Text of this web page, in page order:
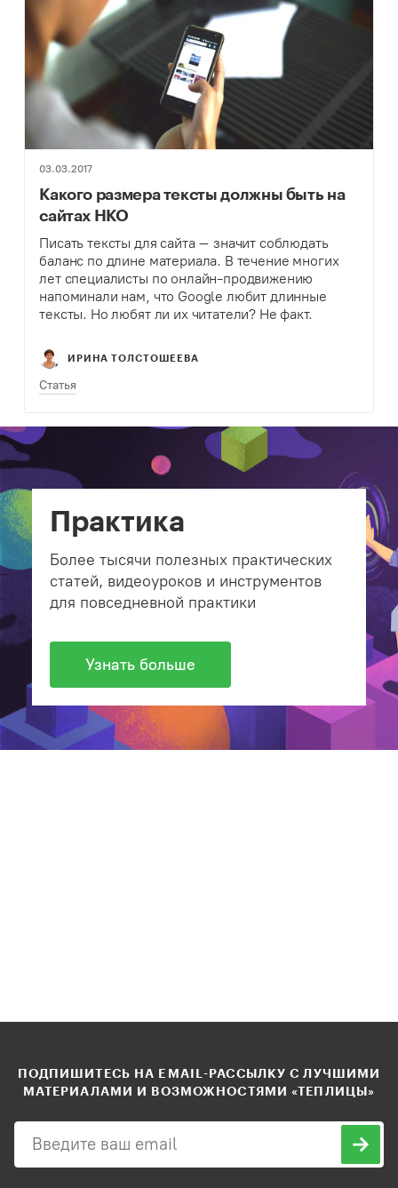
03.03.2017
Какого размера тексты должны быть на
сайтах НКО
Писать тексты для сайта – значит соблюдать
баланс по длине материала. В течение многих
лет специалисты по онлайн-продвижению
напоминали нам, что Google любит длинные
тексты. Но любят ли их читатели? Не факт.
Напишешь слишком…
ИРИНА ТОЛСТОШЕЕВА
Статья
Практика
Более тысячи полезных практических
статей, видеоуроков и инструментов
для повседневной практики
Узнать больше
ПОДПИШИТЕСЬ НА EMAIL-РАССЫЛКУ С ЛУЧШИМИ
МАТЕРИАЛАМИ И ВОЗМОЖНОСТЯМИ «ТЕПЛИЦЫ»